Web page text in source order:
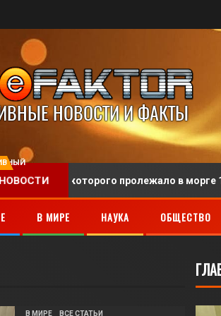
пролежало в морге 128 лет
В МИРЕ НАУКА ОБЩЕСТВО
В МИРЕ ВСЕ СТАТЬИ